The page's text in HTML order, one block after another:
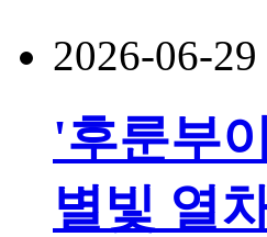
2026-06-29
'후룬부
별빛 열